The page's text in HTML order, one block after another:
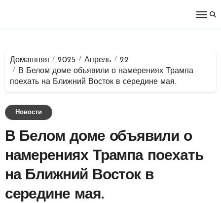
Домашняя 2025 Апрель
22
В Белом доме объявили о намерениях Трампа
поехать на Ближний Восток в середине мая.
Новости
В Белом доме объявили о
намерениях Трампа поехать
на Ближний Восток в
середине мая.